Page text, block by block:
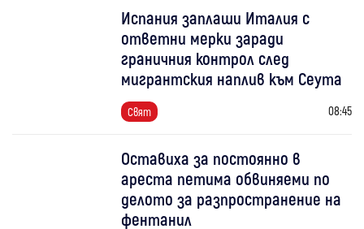
Испания заплаши Италия с
ответни мерки заради
граничния контрол след
мигрантския наплив към Сеута
Свят 08:45
Оставиха за постоянно в
ареста петима обвиняеми по
делото за разпространение на
фентанил